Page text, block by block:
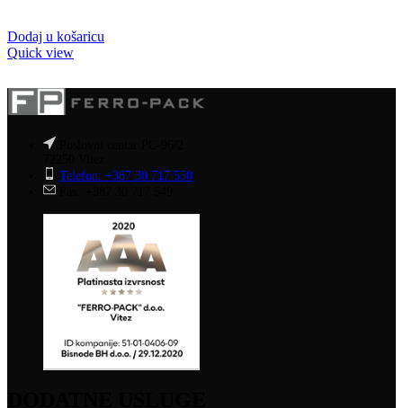
Dodaj u košaricu
Quick view
Telefon: +387 30 717 550